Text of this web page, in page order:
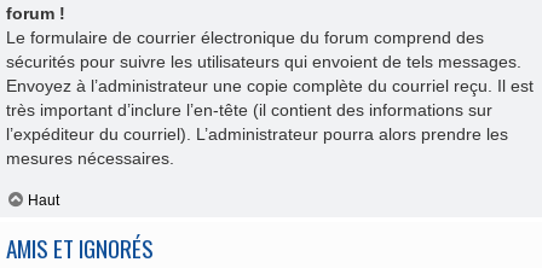
forum !
Le formulaire de courrier électronique du forum comprend des
sécurités pour suivre les utilisateurs qui envoient de tels messages.
Envoyez à l’administrateur une copie complète du courriel reçu. Il est
très important d’inclure l’en-tête (il contient des informations sur
l’expéditeur du courriel). L’administrateur pourra alors prendre les
mesures nécessaires.
Haut
AMIS ET IGNORÉS